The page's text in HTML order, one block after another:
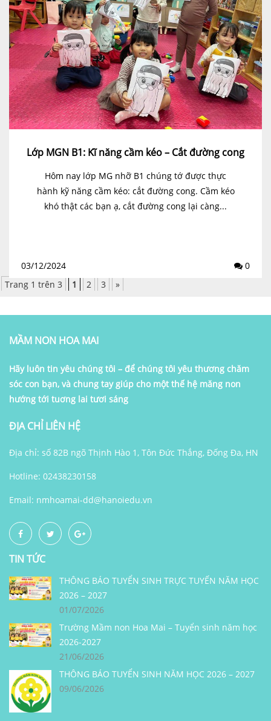
Lớp MGN B1: Kĩ năng cầm kéo – Cắt đường cong
Hôm nay lớp MG nhỡ B1 chúng tớ được thực
hành kỹ năng cầm kéo: cắt đường cong. Cầm kéo
khó thật các bạn ạ, cắt đường cong lại càng...
03/12/2024
0
Trang 1 trên 3
1 2 3 »
MẦM NON HOA MAI
Hãy luôn tin yêu chúng tôi – để chúng tôi yêu thương chăm
sóc con bạn, và chung tay giúp cho một thế hệ măng non
hướng tới tuơng lai tươi sáng
ĐỊA CHỈ LIÊN HỆ
Địa chỉ: số 82B ngõ Thịnh Hào 1, Tôn Đức Thắng, Đống Đa, HN
Hotline: 02438230158
Email: nmhoamai-dd@hanoiedu.vn
TIN TỨC
THÔNG BÁO TUYỂN SINH TRỰC TUYẾN NĂM HỌC
2026 – 2027
01/07/2026
Trường Mầm non Hoa Mai – Tuyển sinh năm học
2026-2027
21/06/2026
THÔNG BÁO TUYỂN SINH NĂM HỌC 2026 – 2027
09/06/2026